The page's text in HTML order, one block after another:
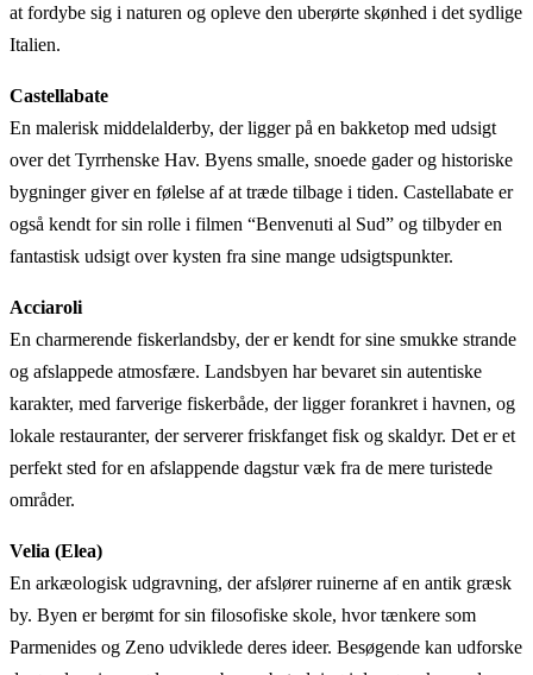
at fordybe sig i naturen og opleve den uberørte skønhed i det sydlige
Italien.
Castellabate
En malerisk middelalderby, der ligger på en bakketop med udsigt
over det Tyrrhenske Hav. Byens smalle, snoede gader og historiske
bygninger giver en følelse af at træde tilbage i tiden. Castellabate er
også kendt for sin rolle i filmen “Benvenuti al Sud” og tilbyder en
fantastisk udsigt over kysten fra sine mange udsigtspunkter.
Acciaroli
En charmerende fiskerlandsby, der er kendt for sine smukke strande
og afslappede atmosfære. Landsbyen har bevaret sin autentiske
karakter, med farverige fiskerbåde, der ligger forankret i havnen, og
lokale restauranter, der serverer friskfanget fisk og skaldyr. Det er et
perfekt sted for en afslappende dagstur væk fra de mere turistede
områder.
Velia (Elea)
En arkæologisk udgravning, der afslører ruinerne af en antik græsk
by. Byen er berømt for sin filosofiske skole, hvor tænkere som
Parmenides og Zeno udviklede deres ideer. Besøgende kan udforske